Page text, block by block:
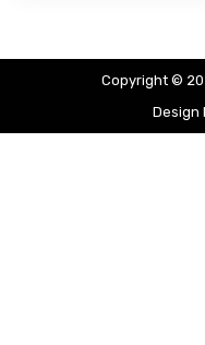
Copyright ©
Design